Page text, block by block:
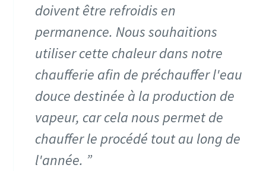
doivent être refroidis en
permanence. Nous souhaitions
utiliser cette chaleur dans notre
chaufferie afin de préchauffer l'eau
douce destinée à la production de
vapeur, car cela nous permet de
chauffer le procédé tout au long de
l'année.